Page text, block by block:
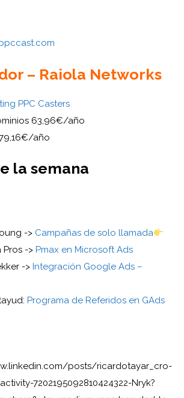
– Raiola Networks
PPC Casters
63,96€/año
año
la semana
-> Campañas de solo llamada
Pros -> Pmax en Microsoft Ads
-> Integración Google Ads –
Programa de Referidos en GAds
posts/ricardotayar_cro-
7202195092810424322-Nryk?